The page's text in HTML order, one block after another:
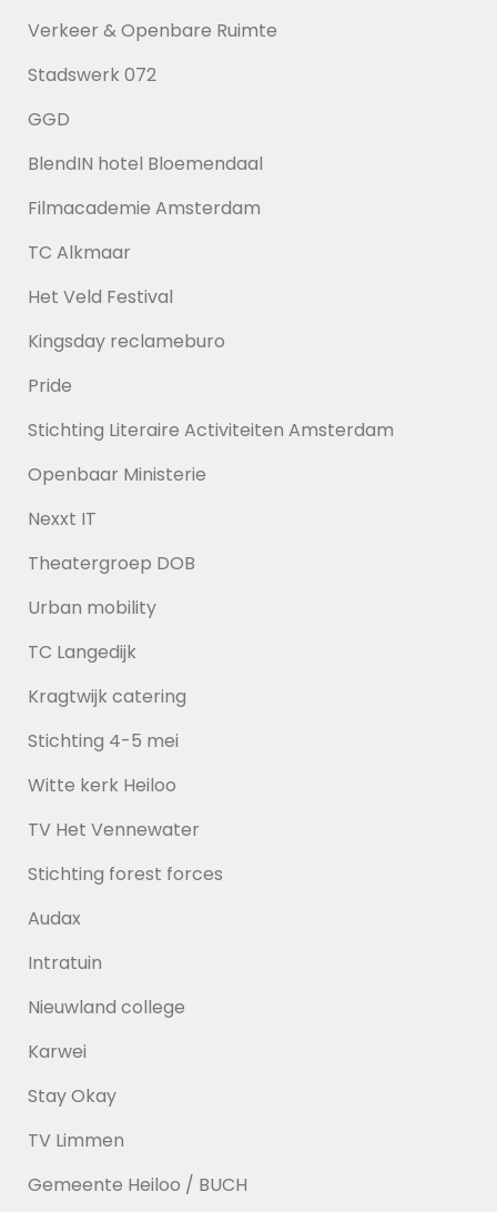
Verkeer & Openbare Ruimte
Stadswerk 072
GGD
BlendIN hotel Bloemendaal
Filmacademie Amsterdam
TC Alkmaar
Het Veld Festival
Kingsday reclameburo
Pride
Stichting Literaire Activiteiten Amsterdam
Openbaar Ministerie
Nexxt IT
Theatergroep DOB
Urban mobility
TC Langedijk
Kragtwijk catering
Stichting 4-5 mei
Witte kerk Heiloo
TV Het Vennewater
Stichting forest forces
Audax
Intratuin
Nieuwland college
Karwei
Stay Okay
TV Limmen
Gemeente Heiloo / BUCH